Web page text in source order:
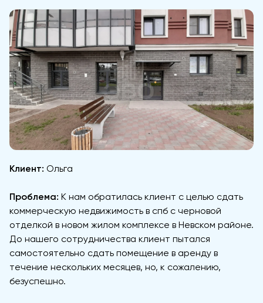
Клиент: Ольга
Проблема: К нам обратилась клиент с целью сдать
коммерческую недвижимость в спб с черновой
отделкой в новом жилом комплексе в Невском районе.
До нашего сотрудничества клиент пытался
самостоятельно сдать помещение в аренду в
течение нескольких месяцев, но, к сожалению,
безуспешно.